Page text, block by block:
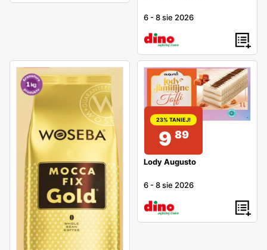
6 -8 sie 2026
23% TANIEJ!
9 89
Lody Augusto
6 -8 sie 2026